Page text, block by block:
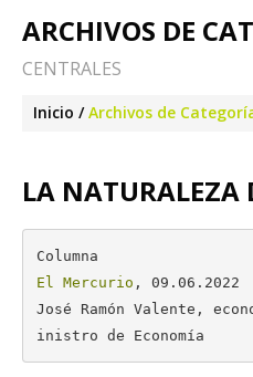
ARCHIVOS DE
CENTRALES
Inicio Archivos de
LA NATURALEZA
El Mercurio , 09.06.2022
José Ramón Valente,
inistro de Economía